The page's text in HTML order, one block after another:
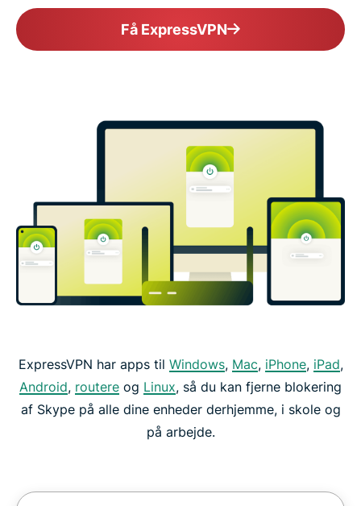
Få ExpressVPN
ExpressVPN har apps til Windows, Mac, iPhone, iPad,
Android, routere og Linux, så du kan fjerne blokering
af Skype på alle dine enheder derhjemme, i skole og
på arbejde.